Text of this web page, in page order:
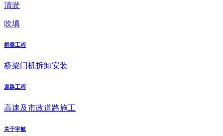
清淤
吹填
桥梁工程
桥梁门机拆卸安装
道路工程
高速及市政道路施工
关于宇航